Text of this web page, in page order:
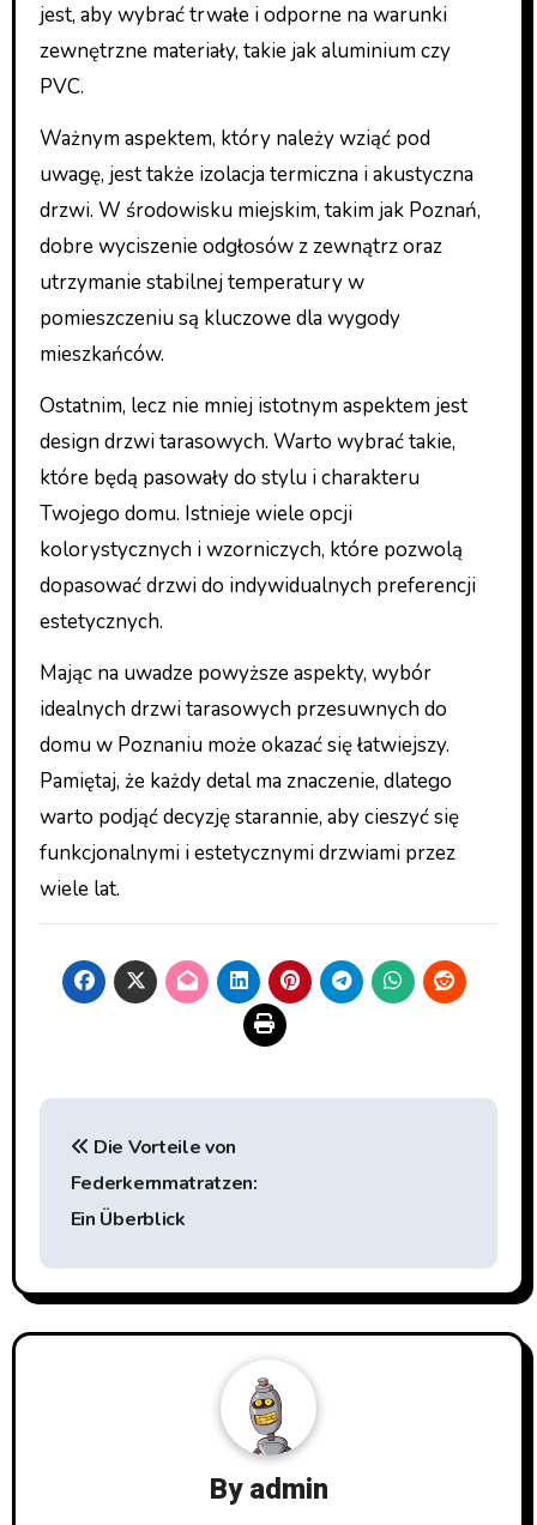
jest, aby wybrać trwałe i odporne na warunki
zewnętrzne materiały, takie jak aluminium czy
PVC.
Ważnym aspektem, który należy wziąć pod
uwagę, jest także izolacja termiczna i akustyczna
drzwi. W środowisku miejskim, takim jak Poznań,
dobre wyciszenie odgłosów z zewnątrz oraz
utrzymanie stabilnej temperatury w
pomieszczeniu są kluczowe dla wygody
mieszkańców.
Ostatnim, lecz nie mniej istotnym aspektem jest
design drzwi tarasowych. Warto wybrać takie,
które będą pasowały do stylu i charakteru
Twojego domu. Istnieje wiele opcji
kolorystycznych i wzorniczych, które pozwolą
dopasować drzwi do indywidualnych preferencji
estetycznych.
Mając na uwadze powyższe aspekty, wybór
idealnych drzwi tarasowych przesuwnych do
domu w Poznaniu może okazać się łatwiejszy.
Pamiętaj, że każdy detal ma znaczenie, dlatego
warto podjąć decyzję starannie, aby cieszyć się
funkcjonalnymi i estetycznymi drzwiami przez
wiele lat.
Beitragsnavigation
Die Vorteile von
Federkernmatratzen:
Ein Überblick
Byadmin